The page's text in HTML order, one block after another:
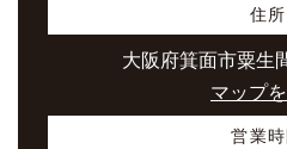
住所
大阪府箕面市粟生
マップ
営業